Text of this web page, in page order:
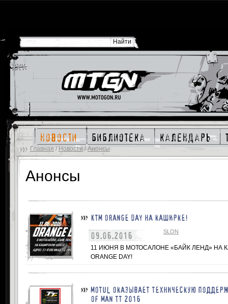
новости библиотека календарь
Главная / Новости /Анонсы
Анонсы
KTM ORANGE DAY НА КАШИРКЕ!
09.06.2016 SLON
11 ИЮНЯ В МОТОСАЛОНЕ «БАЙК ЛЕНД»
ORANGE DAY!
MOTUL ОКАЗЫВАЕТ ТЕХНИЧЕСКУЮ
OF MAN TT 2016